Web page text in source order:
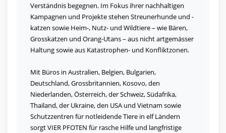
Verständnis begegnen. Im Fokus ihrer nachhaltigen
Kampagnen und Projekte stehen Streunerhunde und -
katzen sowie Heim-, Nutz- und Wildtiere – wie Bären,
Grosskatzen und Orang-Utans – aus nicht artgemässer
Haltung sowie aus Katastrophen- und Konfliktzonen.
Mit Büros in Australien, Belgien, Bulgarien,
Deutschland, Grossbritannien, Kosovo, den
Niederlanden, Österreich, der Schweiz, Südafrika,
Thailand, der Ukraine, den USA und Vietnam sowie
Schutzzentren für notleidende Tiere in elf Ländern
sorgt VIER PFOTEN für rasche Hilfe und langfristige